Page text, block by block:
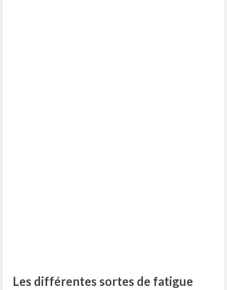
Les différentes sortes de fatigue